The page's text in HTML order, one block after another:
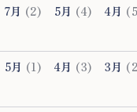
7月 (2) 5月 (4) 4月
5月 (1) 4月 (3) 3月